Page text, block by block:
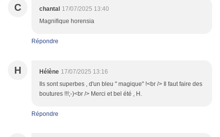
C chantal 17/07/2025 13:40
Magnifique horensia
Répondre
H Hélène 17/07/2025 13:16
Ils sont superbes , d'un bleu " magique" !<br /> Il faut faire des
boutures !!!;-)<br /> Merci et bel été , H.
Répondre